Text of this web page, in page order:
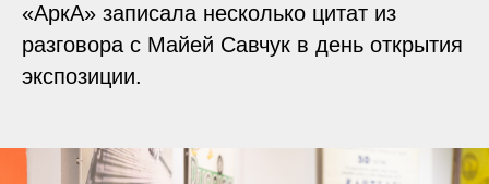
«АркА» записала несколько цитат из
разговора с Майей Савчук в день открытия
экспозиции.